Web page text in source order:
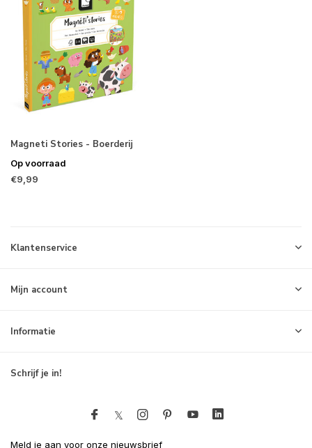
Magneti Stories - Boerderij
Op voorraad
€9,99
Klantenservice
Mijn account
Informatie
Schrijf je in!
Meld je aan voor onze nieuwsbrief